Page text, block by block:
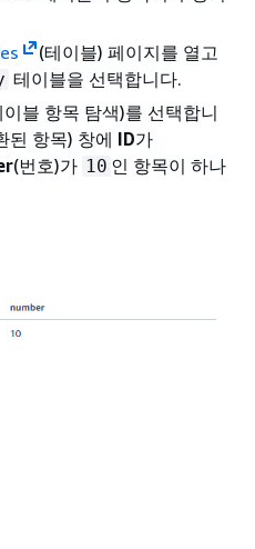
(테이블) 페이지를 열고
테이블을 선택합니다.
이블 항목 탐색)를 선택합니
된 항목) 창에 ID가
(번호)가 10 인 항목이 하나